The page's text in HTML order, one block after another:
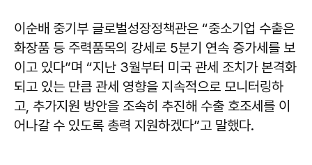
이순배 중기부 글로벌성장정책관은 “중소기업 수출은
화장품 등 주력품목의 강세로 5분기 연속 증가세를 보
이고 있다”며 “지난 3월부터 미국 관세 조치가 본격화
되고 있는 만큼 관세 영향을 지속적으로 모니터링하
고, 추가지원 방안을 조속히 추진해 수출 호조세를 이
어나갈 수 있도록 총력 지원하겠다”고 말했다.